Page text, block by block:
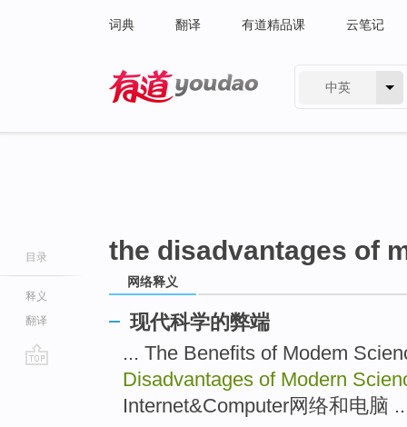
词典 翻译 有道精品课 云笔记
中英
目录
释义
翻译
the disadvantages of
网络释义
现代科学的弊端
... The Benefits of Modem
Disadvantages of Modern
Internet&Computer网络和电脑